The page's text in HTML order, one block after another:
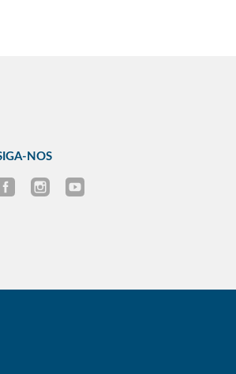
NOS